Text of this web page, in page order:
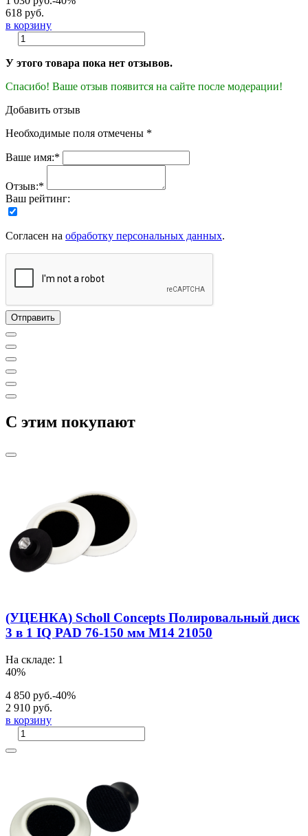
618 руб.
в корзину
У этого товара пока нет отзывов.
Спасибо! Ваше отзыв появится на сайте после модерации!
Добавить отзыв
Необходимые поля отмечены *
Ваше имя:*
Отзыв:*
Ваш рейтинг:
Согласен на обработку персональных данных.
C этим покупают
(УЦЕНКА) Scholl Concepts Полировальный диск
3 в 1 IQ PAD 76-150 мм М14 21050
На складе: 1
40%
4 850 руб.-40%
2 910 руб.
в корзину